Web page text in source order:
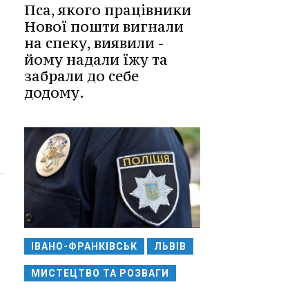
Пса, якого працівники
Нової пошти вигнали
на спеку, виявили -
йому надали їжу та
забрали до себе
додому.
ІВАНО-ФРАНКІВСЬК ЛЬВІВ
МИСТЕЦТВО ТА РОЗВАГИ